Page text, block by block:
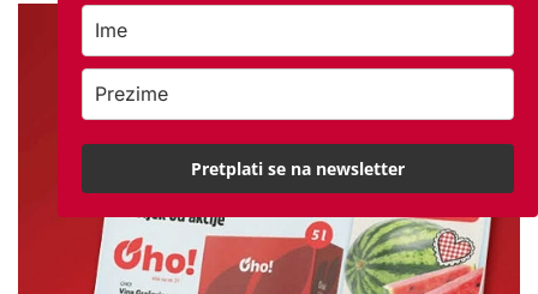
Pretplati se na newsletter